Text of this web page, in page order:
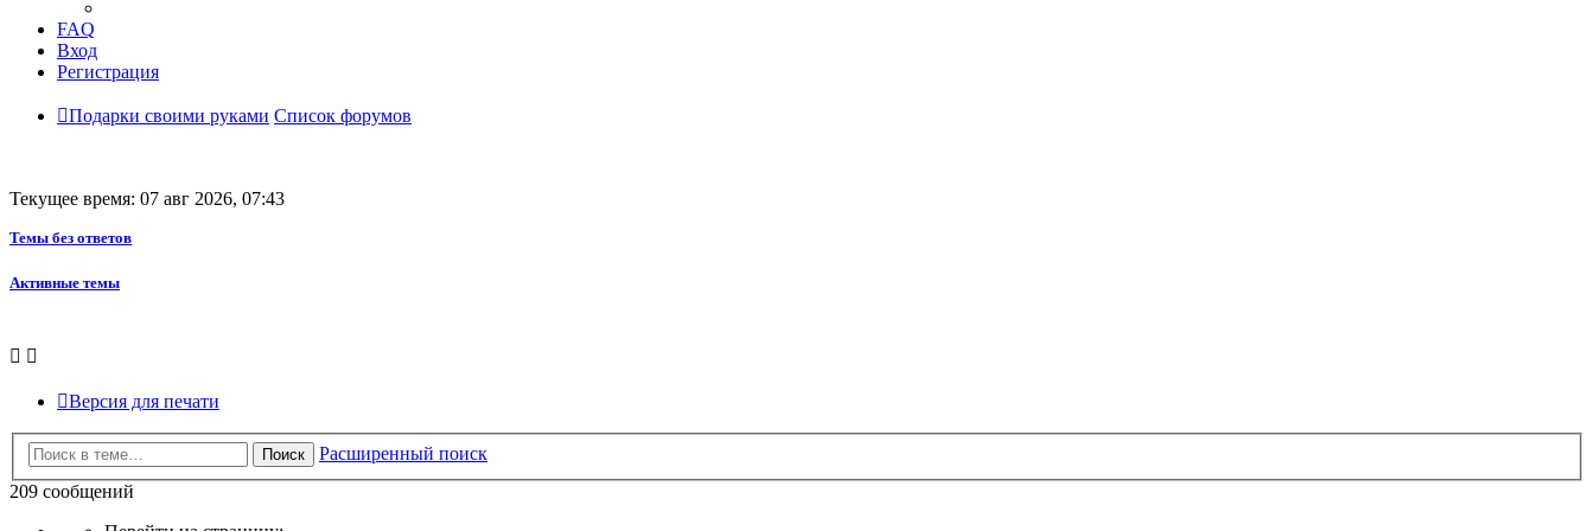
FAQ
Вход
Регистрация
Подарки своими руками Список форумов
Текущее время: 07 авг 2026, 07:43
Темы без ответов
Активные темы
Версия для печати
Поиск
Расширенный поиск
209 сообщений